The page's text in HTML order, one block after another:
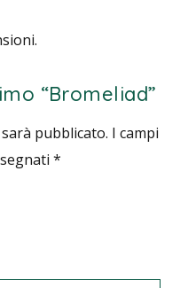
“Bromeliad”
pubblicato. I campi
*